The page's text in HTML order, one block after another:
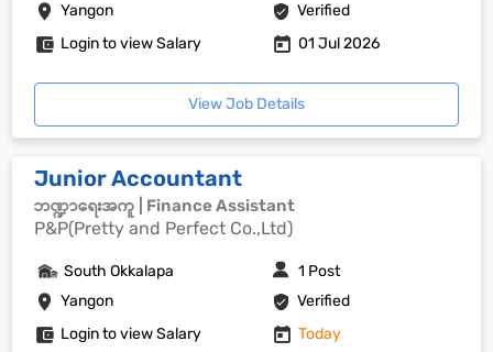
Yangon Verified
Login to view Salary 01 Jul 2026
View Job Details
Junior Accountant
ဘဏ္ဍာရေးအကူ | Finance Assistant
P&P(Pretty and Perfect Co.,Ltd)
Yangon Verified
South Okkalapa 1 Post
Login to view Salary Today